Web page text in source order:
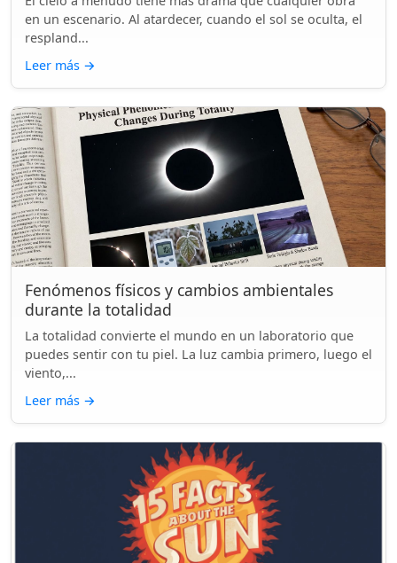
en un escenario. Al atardecer, cuando el sol se oculta, el
respland...
Leer más →
Fenómenos físicos y cambios ambientales
durante la totalidad
La totalidad convierte el mundo en un laboratorio que
puedes sentir con tu piel. La luz cambia primero, luego el
viento,...
Leer más →